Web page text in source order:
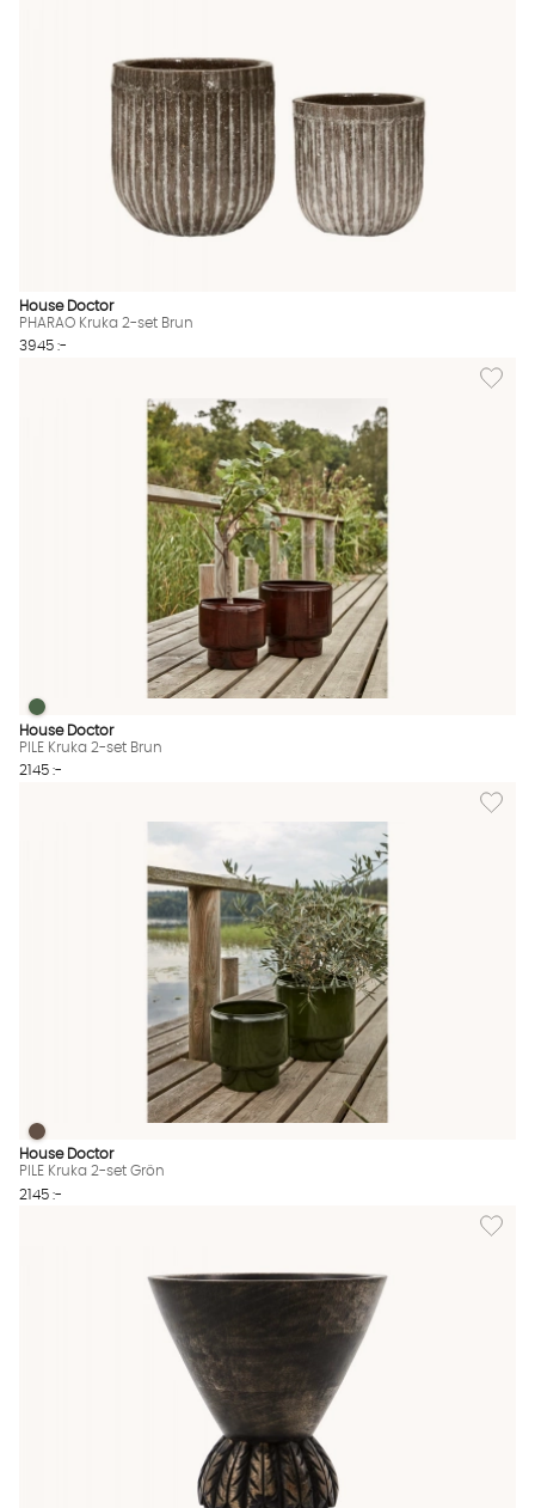
House Doctor
PHARAO Kruka 2-set Brun
3945 :-
Lägg
PILE Kruka 2-set Brun Finns även i dessa färger:
PILE Kruka 2-set Brun
House Doctor
PILE Kruka 2-set Brun
2145 :-
Lägg
PILE Kruka 2-set Grön Finns även i dessa färger:
PILE Kruka 2-set Grön
House Doctor
PILE Kruka 2-set Grön
2145 :-
Lägg